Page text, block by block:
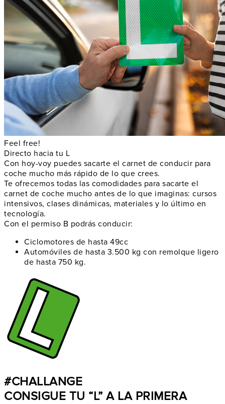
Feel free!
Directo hacia tu L
Con hoy-voy puedes sacarte el carnet de conducir para
coche mucho más rápido de lo que crees.
Te ofrecemos todas las comodidades para sacarte el
carnet de coche mucho antes de lo que imaginas: cursos
intensivos, clases dinámicas, materiales y lo último en
tecnología.
Con el permiso B podrás conducir:
Ciclomotores de hasta 49cc
Automóviles de hasta 3.500 kg con remolque ligero
de hasta 750 kg.
#CHALLANGE
CONSIGUE TU “L” A LA PRIMERA